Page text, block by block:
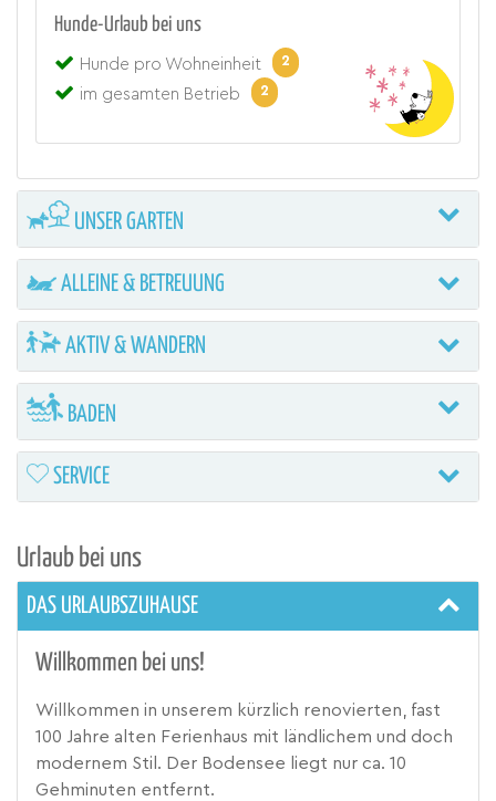
Hunde-Urlaub bei uns
Hunde pro Wohneinheit 2
im gesamten Betrieb 2
UNSER GARTEN
ALLEINE & BETREUUNG
AKTIV & WANDERN
BADEN
SERVICE
Urlaub bei uns
DAS URLAUBSZUHAUSE
Willkommen bei uns!
Willkommen in unserem kürzlich renovierten, fast
100 Jahre alten Ferienhaus mit ländlichem und doch
modernem Stil. Der Bodensee liegt nur ca. 10
Gehminuten entfernt.